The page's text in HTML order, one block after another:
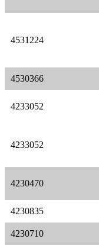
4531224
4530366
4233052
4233052
4230470
4230835
4230710